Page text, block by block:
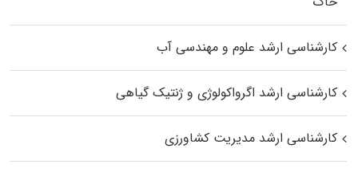
کارشناسی ارشد علوم و مهندسی آب
کارشناسی ارشد اگرواکولوژی و ژنتیک گیاهی
کارشناسی ارشد مدیریت کشاورزی